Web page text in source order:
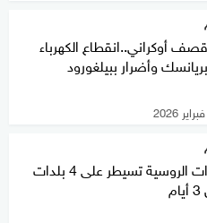
أوكراني..انقطاع الكهرباء
وأضرار ببيلغورود
القوات الروسية تسيطر على 4 بلدات